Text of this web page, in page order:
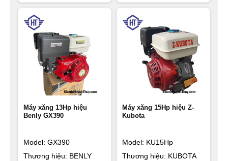
Máy xăng 13Hp hiệu
Benly GX390
Model: GX390
Thương hiệu: BENLY
Máy xăng 15Hp hiệu Z-
Kubota
Model: KU15Hp
Thương hiệu: KUBOTA